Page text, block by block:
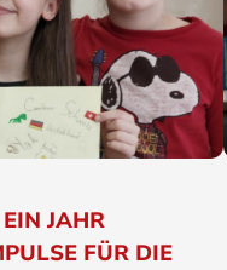
JAHR
FÜR DIE